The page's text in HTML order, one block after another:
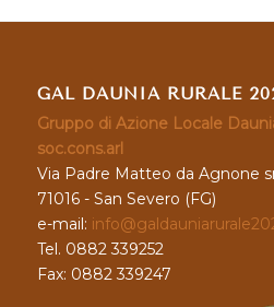
GAL DAUNIA RURALE
Gruppo di Azione Locale
soc.cons.arl
Via Padre Matteo da Agnone
71016 - San Severo (FG)
e-mail:
Tel. 0882 339252
Fax: 0882 339247